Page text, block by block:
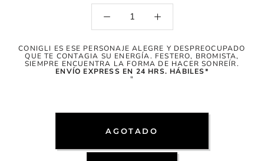
CONIGLI ES ESE PERSONAJE ALEGRE Y DESPREOCUPADO
QUE TE CONTAGIA SU ENERGÍA. FESTERO, BROMISTA,
SIEMPRE ENCUENTRA LA FORMA DE HACER SONREÍR.
ENVÍO EXPRESS EN 24 HRS. HÁBILES*
"
AGOTADO